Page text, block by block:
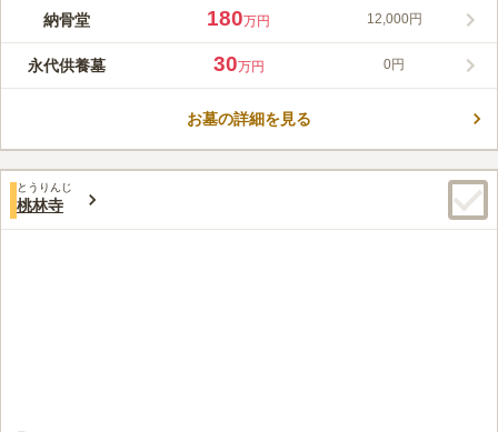
からアクセスしやすいところにあり、つくばエクスプレス「浅草
駅」や、東京メトロ銀座線「田原町駅」、東京メトロ日比谷線
「セレモニーホール妙蓮」を併設しており、家族葬を中心にどな
たでも使用することが可能です。
納骨堂 180万円 12,000円
永代供養墓 30万円 0円
お墓の詳細を見る
とうりんじ
桃林寺